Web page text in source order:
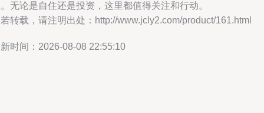
无论是自住还是投资，这里都值得关注和行动。
转载，请注明出处：http://www.jcly2.com/product/161.html
时间：2026-08-08 22:55:10